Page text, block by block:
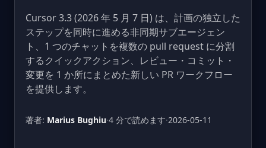
Cursor 3.3 (2026 年 5 月 7 日) は、計画の独立した
ステップを同時に進める非同期サブエージェン
ト、1 つのチャットを複数の pull request に分割
するクイックアクション、レビュー・コミット・
変更を 1 か所にまとめた新しい PR ワークフロー
を提供します。
著者: Marius Bughiu·4 分で読めます·2026-05-11